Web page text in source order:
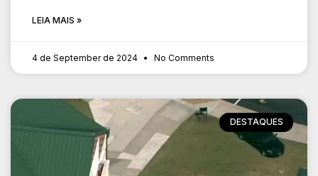
LEIA MAIS »
4 de September de 2024 No Comments
DESTAQUES